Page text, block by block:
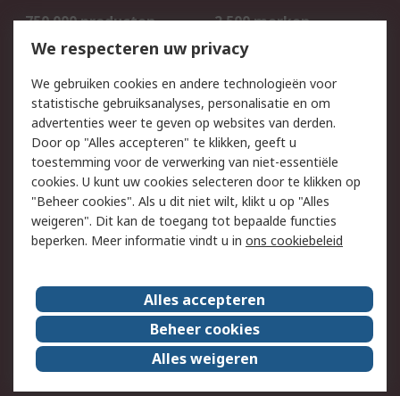
750.000 producten
2.500 merken
Bestellen
Inkoopoplossingen
Track & Trace
Wettelijk
Cookiebeleid
Email veiligheid
Privacybeleid
Websitevoorwaarden
Algemene
verkoopvoorwaarden
Over RS
RS Group
Over ons
RS wereldwijd
Werken bij RS
ESG
We respecteren uw privacy
We gebruiken cookies en andere technologieën voor
statistische gebruiksanalyses, personalisatie en om
advertenties weer te geven op websites van derden.
Door op "Alles accepteren" te klikken, geeft u
toestemming voor de verwerking van niet-essentiële
cookies. U kunt uw cookies selecteren door te klikken op
"Beheer cookies". Als u dit niet wilt, klikt u op "Alles
weigeren". Dit kan de toegang tot bepaalde functies
beperken. Meer informatie vindt u in ons cookiebeleid
Alles accepteren
Beheer cookies
Alles weigeren